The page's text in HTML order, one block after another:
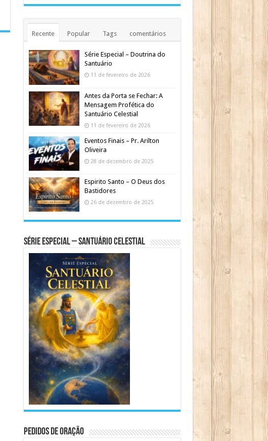
Recente Popular Tags comentários
Série Especial – Doutrina do
Santuário
11 de fevereiro de 2026
Antes da Porta se Fechar: A
Mensagem Profética do
Santuário Celestial
11 de fevereiro de 2026
Eventos Finais – Pr. Arilton
Oliveira
28 de dezembro de 2025
Espirito Santo – O Deus dos
Bastidores
26 de dezembro de 2025
Série Especial – Santuário Celestial
Pedidos de Oração